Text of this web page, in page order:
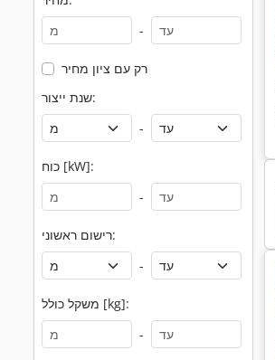
-
רק עם ציון מחיר
שנת ייצור:
-
כוח [kW]:
-
רישום ראשוני:
-
משקל כולל [kg]:
-
מלגזה חשמלית Kalmar